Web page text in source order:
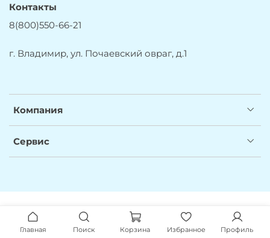
Компания
Сервис
Контакты
8(800)550-66-21
г. Владимир, ул. Почаевский овраг, д.1
Главная Поиск Корзина Избранное Профиль